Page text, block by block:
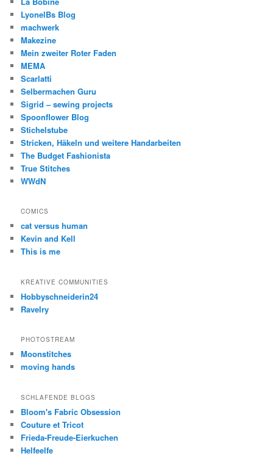
LyonelBs Blog
machwerk
Makezine
Mein zweiter Roter Faden
MEMA
Scarlatti
Selbermachen Guru
Sigrid – sewing projects
Spoonflower Blog
Stichelstube
Stricken, Häkeln und weitere Handarbeiten
The Budget Fashionista
True Stitches
WWdN
COMICS
cat versus human
Kevin and Kell
This is me
KREATIVE COMMUNITIES
Hobbyschneiderin24
Ravelry
PHOTOSTREAM
Moonstitches
moving hands
SCHLAFENDE BLOGS
Bloom's Fabric Obsession
Couture et Tricot
Frieda-Freude-Eierkuchen
Helfeelfe